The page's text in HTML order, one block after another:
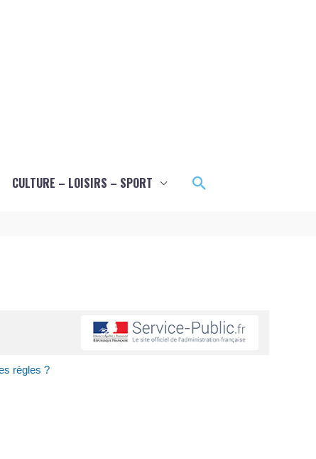
CULTURE – LOISIRS – SPORT Rechercher
règles ?